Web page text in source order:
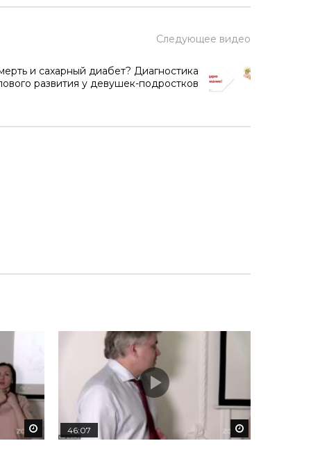
Следующее видео
и сахарный диабет? Диагностика
развития у девушек-подростков
Смотреть потом
46:07